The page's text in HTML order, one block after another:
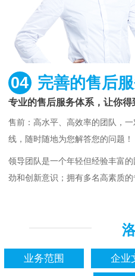
04 完善的售后
专业的售后服务体系，让你
售前：高水平、高效率的团队，
线，随时随地为您解答您的问题！
领导团队是一个年轻但经验丰富
劲和创新意识；拥有多名高素质
业务范围 企业